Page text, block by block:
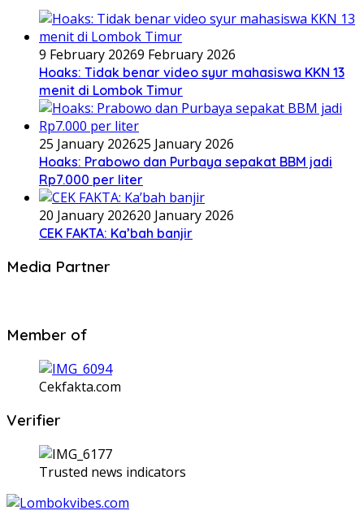
9 February 20269 February 2026
Hoaks: Tidak benar video syur mahasiswa KKN 13
menit di Lombok Timur
25 January 202625 January 2026
Hoaks: Prabowo dan Purbaya sepakat BBM jadi
Rp7.000 per liter
20 January 202620 January 2026
CEK FAKTA: Ka’bah banjir
Media Partner
Member of
Cekfakta.com
Verifier
Trusted news indicators